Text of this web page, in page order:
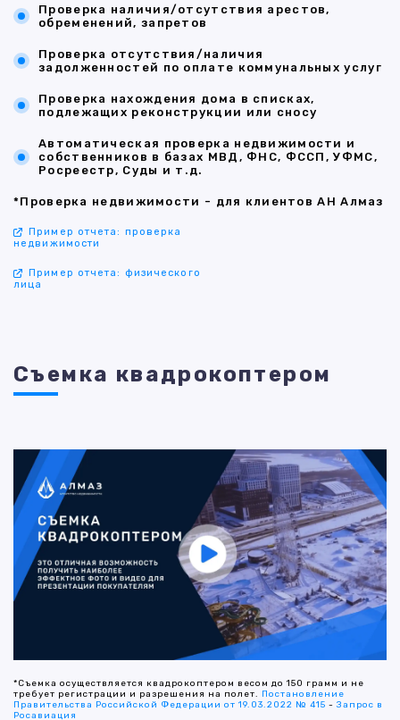
Проверка наличия/отсутствия арестов,
обременений, запретов
Проверка отсутствия/наличия
задолженностей по оплате коммунальных услуг
Проверка нахождения дома в списках,
подлежащих реконструкции или сносу
Автоматическая проверка недвижимости и
собственников в базах МВД, ФНС, ФССП, УФМС,
Росреестр, Суды и т.д.
*Проверка недвижимости - для клиентов АН Алмаз
Пример отчета: проверка
недвижимости
Пример отчета: физического
лица
Съемка квадрокоптером
*Съемка осуществляется квадрокоптером весом до 150 грамм и не
требует регистрации и разрешения на полет. Постановление
Правительства Российской Федерации от 19.03.2022 № 415 -Запрос в
Росавиация